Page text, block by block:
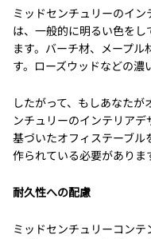
ミッドセンチュリーのイ
は、一般的に明るい色を
ます。バーチ材、メープ
す。ローズウッドなどの濃
したがって、もしあなた
ンチュリーのインテリア
基づいたオフィステーブル
作られている必要がありま
耐久性への配慮
ミッドセンチュリーコン